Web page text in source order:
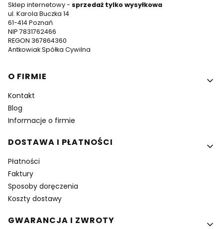
Sklep internetowy - sprzedaż tylko wysyłkowa
ul. Karola Buczka 14
61-414 Poznań
NIP 7831762466
REGON 367864360
Antkowiak Spółka Cywilna
Linki w stopce
O FIRMIE
Kontakt
Blog
Informacje o firmie
DOSTAWA I PŁATNOŚCI
Płatności
Faktury
Sposoby doręczenia
Koszty dostawy
GWARANCJA I ZWROTY